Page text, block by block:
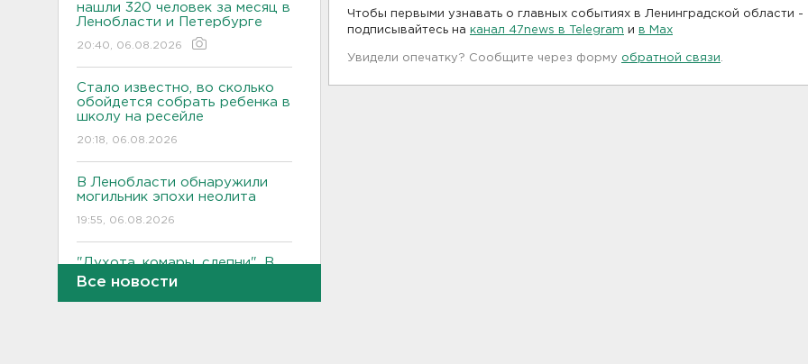
нашли 320 человек за месяц в
Ленобласти и Петербурге
20:40, 06.08.2026
Стало известно, во сколько
обойдется собрать ребенка в
школу на ресейле
20:18, 06.08.2026
В Ленобласти обнаружили
могильник эпохи неолита
19:55, 06.08.2026
"Духота, комары, слепни". В
Ленобласти с трудом, но
Все новости
Чтобы первыми узнавать о главных событиях в Ленинградской области -
подписывайтесь на канал 47news в Telegram и в Maх
Увидели опечатку? Сообщите через форму обратной связи